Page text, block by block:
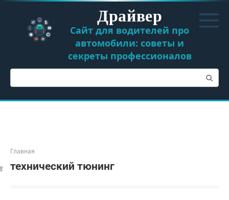
Перейти
контенту
Драйвер
Сайт для водителей про
автомобили: советы и
секреты профессионалов
Поиск:
Главная
технический тюнинг